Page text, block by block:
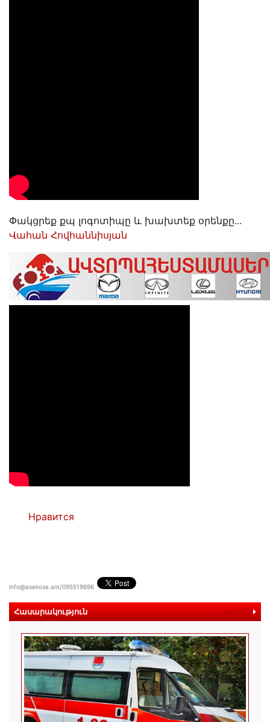
Փակցրեք քպ լոգոտիպը և խախտեք օրենքը․․․
Վահան Հովհաննիսյան
Нравится
info@asekose.am/095519696
Հասարակություն ավելին